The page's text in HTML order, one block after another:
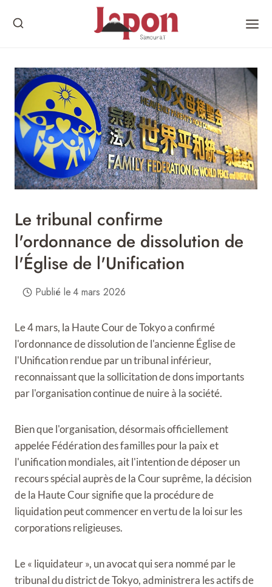
Le tribunal confirme
l'ordonnance de dissolution de
l'Église de l'Unification
Publié le4 mars 2026
Le 4 mars, la Haute Cour de Tokyo a confirmé
l'ordonnance de dissolution de l'ancienne Église de
l'Unification rendue par un tribunal inférieur,
reconnaissant que la sollicitation de dons importants
par l'organisation continue de nuire à la société.
Bien que l'organisation, désormais officiellement
appelée Fédération des familles pour la paix et
l'unification mondiales, ait l'intention de déposer un
recours spécial auprès de la Cour suprême, la décision
de la Haute Cour signifie que la procédure de
liquidation peut commencer en vertu de la loi sur les
corporations religieuses.
Le « liquidateur », un avocat qui sera nommé par le
tribunal du district de Tokyo, administrera les actifs de